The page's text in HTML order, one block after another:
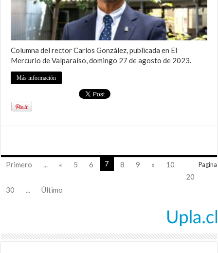
Columna del rector Carlos González, publicada en El
Mercurio de Valparaíso, domingo 27 de agosto de 2023.
Más información
Pagina
Primero ... « 5 6 7 8 9 »
10
20
30
... Último